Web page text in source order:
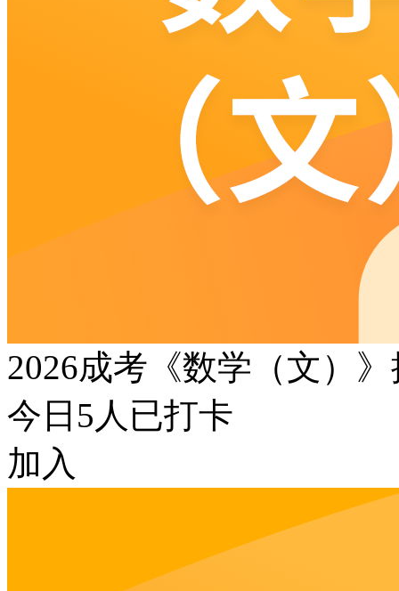
2026成考《数学（文）
今日 5 人已打卡
加入